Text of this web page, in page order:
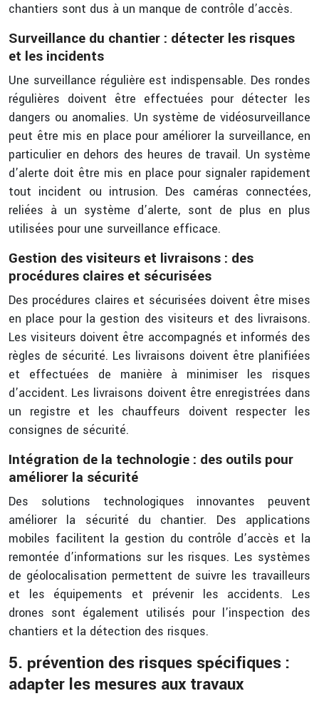
chantiers sont dus à un manque de contrôle d’accès.
Surveillance du chantier : détecter les risques
et les incidents
Une surveillance régulière est indispensable. Des rondes
régulières doivent être effectuées pour détecter les
dangers ou anomalies. Un système de vidéosurveillance
peut être mis en place pour améliorer la surveillance, en
particulier en dehors des heures de travail. Un système
d’alerte doit être mis en place pour signaler rapidement
tout incident ou intrusion. Des caméras connectées,
reliées à un système d’alerte, sont de plus en plus
utilisées pour une surveillance efficace.
Gestion des visiteurs et livraisons : des
procédures claires et sécurisées
Des procédures claires et sécurisées doivent être mises
en place pour la gestion des visiteurs et des livraisons.
Les visiteurs doivent être accompagnés et informés des
règles de sécurité. Les livraisons doivent être planifiées
et effectuées de manière à minimiser les risques
d’accident. Les livraisons doivent être enregistrées dans
un registre et les chauffeurs doivent respecter les
consignes de sécurité.
Intégration de la technologie : des outils pour
améliorer la sécurité
Des solutions technologiques innovantes peuvent
améliorer la sécurité du chantier. Des applications
mobiles facilitent la gestion du contrôle d’accès et la
remontée d’informations sur les risques. Les systèmes
de géolocalisation permettent de suivre les travailleurs
et les équipements et prévenir les accidents. Les
drones sont également utilisés pour l’inspection des
chantiers et la détection des risques.
5. prévention des risques spécifiques :
adapter les mesures aux travaux